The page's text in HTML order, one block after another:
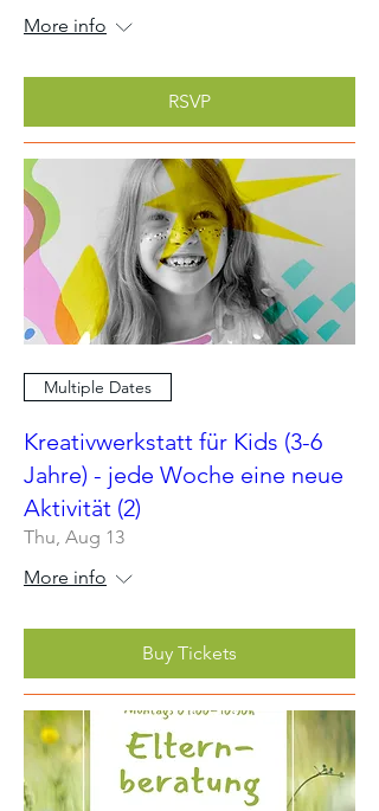
More info
RSVP
Multiple Dates
Kreativwerkstatt für Kids (3-6
Jahre) - jede Woche eine neue
Aktivität (2)
Thu, Aug 13
More info
Buy Tickets